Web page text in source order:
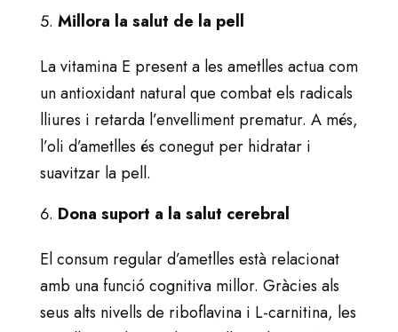
Millora la salut de la pell
La vitamina E present a les ametlles actua com
un antioxidant natural que combat els radicals
lliures i retarda l’envelliment prematur. A més,
l’oli d’ametlles és conegut per hidratar i
suavitzar la pell.
Dona suport a la salut cerebral
El consum regular d’ametlles està relacionat
amb una funció cognitiva millor. Gràcies als
seus alts nivells de riboflavina i L-carnitina, les